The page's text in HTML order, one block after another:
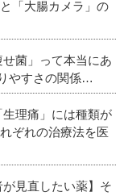
「大腸カメラ」の
せ菌」って本当にあ
やすさの関係…
生理痛」には種類が
ぞれの治療法を医
が見直したい薬】そ